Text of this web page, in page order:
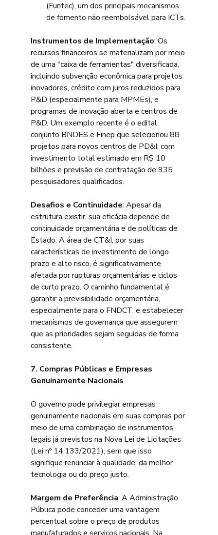
(Funtec), um dos principais mecanismos
de fomento não reembolsável para ICTs.
Instrumentos de Implementação: Os
recursos financeiros se materializam por meio
de uma "caixa de ferramentas" diversificada,
incluindo subvenção econômica para projetos
inovadores, crédito com juros reduzidos para
P&D (especialmente para MPMEs), e
programas de inovação aberta e centros de
P&D. Um exemplo recente é o edital
conjunto BNDES e Finep que selecionou 88
projetos para novos centros de PD&I, com
investimento total estimado em R$ 10
bilhões e previsão de contratação de 935
pesquisadores qualificados.
Desafios e Continuidade: Apesar da
estrutura existir, sua eficácia depende de
continuidade orçamentária e de políticas de
Estado. A área de CT&I, por suas
características de investimento de longo
prazo e alto risco, é significativamente
afetada por rupturas orçamentárias e ciclos
de curto prazo. O caminho fundamental é
garantir a previsibilidade orçamentária,
especialmente para o FNDCT, e estabelecer
mecanismos de governança que assegurem
que as prioridades sejam seguidas de forma
consistente.
7. Compras Públicas e Empresas
Genuinamente Nacionais
O governo pode privilegiar empresas
genuinamente nacionais em suas compras por
meio de uma combinação de instrumentos
legais já previstos na Nova Lei de Licitações
(Lei nº 14.133/2021), sem que isso
signifique renunciar à qualidade, da melhor
tecnologia ou do preço justo.
Margem de Preferência: A Administração
Pública pode conceder uma vantagem
percentual sobre o preço de produtos